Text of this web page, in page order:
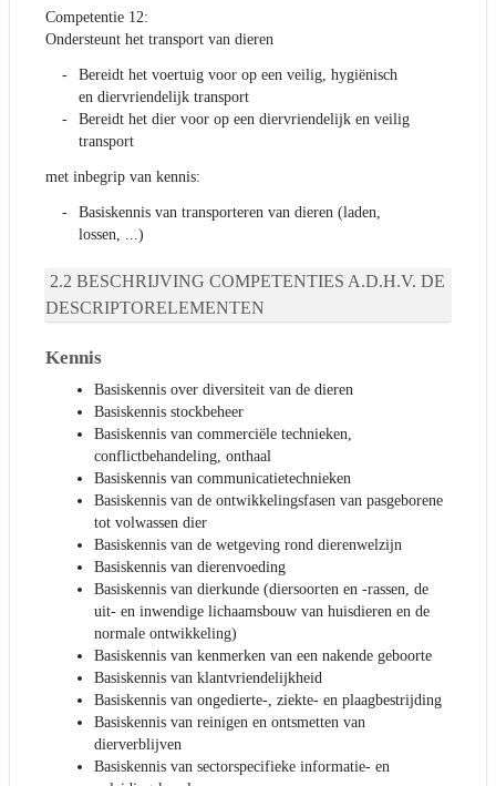
Competentie 12:
Ondersteunt het transport van dieren
Bereidt het voertuig voor op een veilig, hygiënisch
en diervriendelijk transport
Bereidt het dier voor op een diervriendelijk en veilig
transport
met inbegrip van kennis:
Basiskennis van transporteren van dieren (laden,
lossen, ...)
BESCHRIJVING COMPETENTIES A.D.H.V. DE
DESCRIPTORELEMENTEN
Kennis
Basiskennis over diversiteit van de dieren
Basiskennis stockbeheer
Basiskennis van commerciële technieken,
conflictbehandeling, onthaal
Basiskennis van communicatietechnieken
Basiskennis van de ontwikkelingsfasen van pasgeborene
tot volwassen dier
Basiskennis van de wetgeving rond dierenwelzijn
Basiskennis van dierenvoeding
Basiskennis van dierkunde (diersoorten en -rassen, de
uit- en inwendige lichaamsbouw van huisdieren en de
normale ontwikkeling)
Basiskennis van kenmerken van een nakende geboorte
Basiskennis van klantvriendelijkheid
Basiskennis van ongedierte-, ziekte- en plaagbestrijding
Basiskennis van reinigen en ontsmetten van
dierverblijven
Basiskennis van sectorspecifieke informatie- en